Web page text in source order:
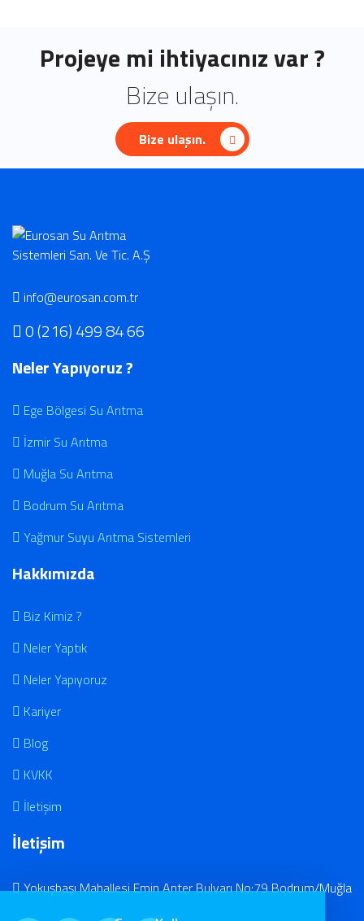
Projeye mi ihtiyacınız var ?
Bize ulaşın.
Bize ulaşın.
info@eurosan.com.tr
0 (216) 499 84 66
Neler Yapıyoruz ?
Ege Bölgesi Su Arıtma
İzmir Su Arıtma
Muğla Su Arıtma
Bodrum Su Arıtma
Yağmur Suyu Arıtma Sistemleri
Hakkımızda
Biz Kimiz ?
Neler Yaptık
Neler Yapıyoruz
Kariyer
Blog
KVKK
İletişim
İletişim
Yokuşbaşı Mahallesi Emin Anter Bulvarı No:79 Bodrum/Muğla